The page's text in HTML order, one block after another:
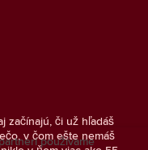
začínajú, či už hľadáš
v čom ešte nemáš
používame